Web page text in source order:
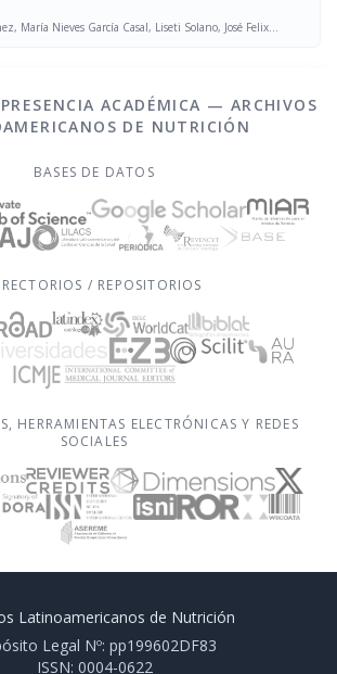
María Nieves García Casal, Liseti Solano, José Felix
ACADÉMICA — ARCHIVOS
DE NUTRICIÓN
BASES DE DATOS
/ REPOSITORIOS
HERRAMIENTAS ELECTRÓNICAS Y REDES
SOCIALES
Latinoamericanos de Nutrición
Legal Nº: pp199602DF83
ISSN: 0004-0622